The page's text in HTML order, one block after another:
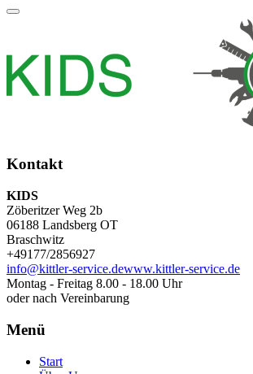
Hauptmenü
Kontakt
KIDS
Zöberitzer Weg 2b
06188 Landsberg OT
Braschwitz
+49177/2856927
info@kittler-service.dewww.kittler-service.de
Montag - Freitag 8.00 - 18.00 Uhr
oder nach Vereinbarung
Menü
Start